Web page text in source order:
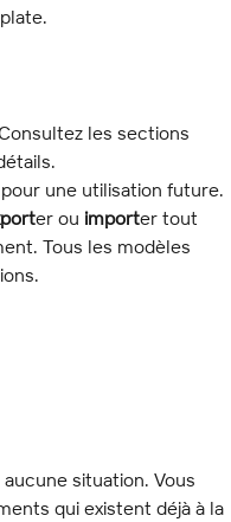
les sections
une utilisation future.
er ou importer tout
Tous les modèles
situation. Vous
qui existent déjà à la